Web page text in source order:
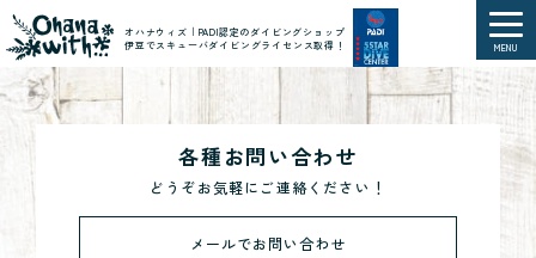
オハナウィズ｜PADI認定のダイビングショップ
伊豆でスキューバダイビングライセンス取得！
MENU
各種お問い合わせ
どうぞお気軽にご連絡ください！
メールでお問い合わせ